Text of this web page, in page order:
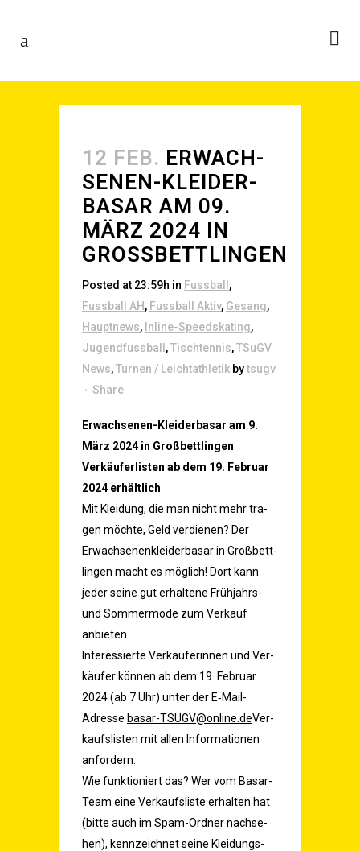
12 FEB. ERWACH­
SE­NEN-KLEI­DER­
BA­SAR AM 09.
MÄRZ 2024 IN
GROSSBETTLINGEN
Posted at 23:59h in Fussball ,
Fussball AH, Fussball Aktiv, Gesang,
Hauptnews, Inline-Speedskating,
Jugendfussball ,Tischtennis,TSuGV
News,Turnen / Leichtathletik bytsugv
Share
Erwach­se­nen-Klei­der­ba­sar am 9.
März 2024 in Großbettlingen
Ver­käu­fer­lis­ten ab dem 19. Febru­ar
2024 erhältlich
Mit Klei­dung, die man nicht mehr tra­
gen möch­te, Geld ver­die­nen? Der
Erwach­se­nen­klei­der­ba­sar in Groß­bett­
lin­gen macht es mög­lich! Dort kann
jeder sei­ne gut erhal­te­ne Früh­jahrs-
und Som­mer­mo­de zum Ver­kauf
anbieten.
Inter­es­sier­te Ver­käu­fe­rin­nen und Ver­
käu­fer kön­nen ab dem 19. Febru­ar
2024 (ab 7 Uhr) unter der E‑Mail-
Adres­se basar-TSUGV@online.deVer­
kaufs­lis­ten mit allen Infor­ma­tio­nen
anfordern.
Wie funk­tio­niert das? Wer vom Basar-
Team eine Ver­kaufs­lis­te erhal­ten hat
(bit­te auch im Spam-Ord­ner nach­se­
hen), kenn­zeich­net sei­ne Klei­dungs­